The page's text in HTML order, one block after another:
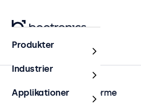
Touchskærme
19 tommer touchskærme
Produkter
Industrier
Applikationer